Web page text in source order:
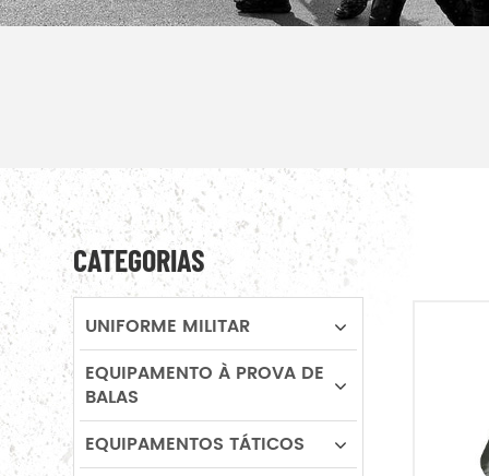
CATEGORIAS
UNIFORME MILITAR
EQUIPAMENTO À PROVA DE
BALAS
EQUIPAMENTOS TÁTICOS